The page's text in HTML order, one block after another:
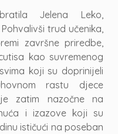
Jelena Leko,
trud učenika,
završne priredbe,
kao suvremenog
koji su doprinijeli
rastu djece
zatim nazočne na
i izazove koji su
ističući na poseban